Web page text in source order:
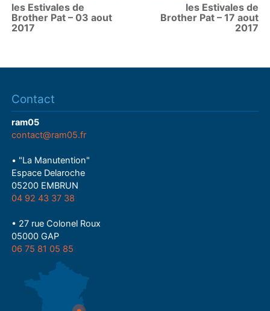
les Estivales de
Brother Pat – 03 aout
2017
les Estivales de
Brother Pat – 17 aout
2017
Contact
ram05
contact@ram05.fr
• "La Manutention"
Espace Delaroche
05200 EMBRUN
04 92 43 37 38
• 27 rue Colonel Roux
05000 GAP
06 75 81 05 85